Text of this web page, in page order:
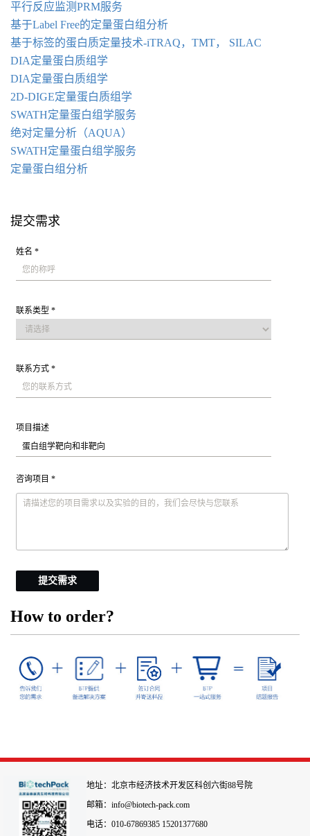
平行反应监测PRM服务
基于Label Free的定量蛋白组分析
基于标签的蛋白质定量技术-iTRAQ，TMT， SILAC
DIA定量蛋白质组学
DIA定量蛋白质组学
2D-DIGE定量蛋白质组学
SWATH定量蛋白组学服务
绝对定量分析（AQUA）
SWATH定量蛋白组学服务
定量蛋白组分析
提交需求
姓名 *
联系类型 *
联系方式 *
项目描述
咨询项目 *
提交需求
How to order?
地址：北京市经济技术开发区科创六街88号院
邮箱：info@biotech-pack.com
电话：010-67869385 15201377680